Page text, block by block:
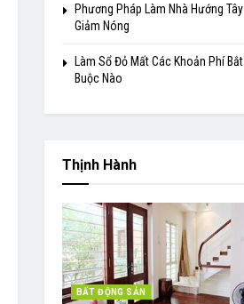
Phương Pháp Làm Nhà Hướng Tây
Giảm Nóng
Làm Sổ Đỏ Mất Các Khoản Phí Bắt
Buộc Nào
Thịnh Hành
BẤT ĐỘNG SẢN